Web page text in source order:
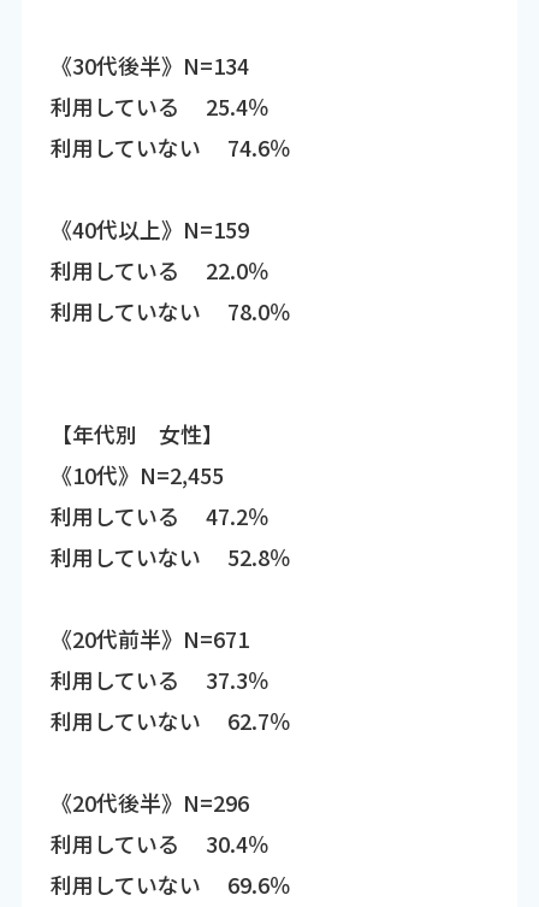
《30代後半》N=134
利用している 25.4％
利用していない 74.6％
《40代以上》N=159
利用している 22.0％
利用していない 78.0％
【年代別 女性】
《10代》N=2,455
利用している 47.2％
利用していない 52.8％
《20代前半》N=671
利用している 37.3％
利用していない 62.7％
《20代後半》N=296
利用している 30.4％
利用していない 69.6％